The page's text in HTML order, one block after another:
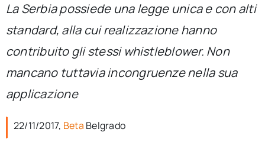
Chi siamo
per:
La Serbia possiede una legge unica e con alti
standard, alla cui realizzazione hanno
contribuito gli stessi whistleblower. Non
mancano tuttavia incongruenze nella sua
applicazione
22/11/2017, Beta Belgrado